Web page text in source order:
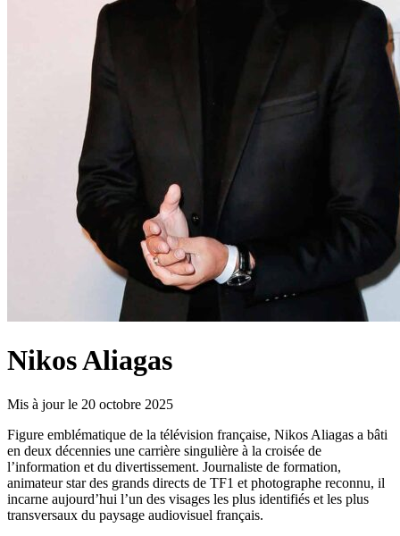
Nikos Aliagas
Mis à jour le 20 octobre 2025
Figure emblématique de la télévision française, Nikos Aliagas a bâti
en deux décennies une carrière singulière à la croisée de
l’information et du divertissement. Journaliste de formation,
animateur star des grands directs de TF1 et photographe reconnu, il
incarne aujourd’hui l’un des visages les plus identifiés et les plus
transversaux du paysage audiovisuel français.